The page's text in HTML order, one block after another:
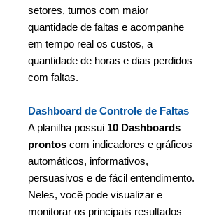
setores, turnos com maior
quantidade de faltas e acompanhe
em tempo real os custos, a
quantidade de horas e dias perdidos
com faltas.
Dashboard de Controle de Faltas
A planilha possui 10 Dashboards
prontos com indicadores e gráficos
automáticos, informativos,
persuasivos e de fácil entendimento.
Neles, você pode visualizar e
monitorar os principais resultados